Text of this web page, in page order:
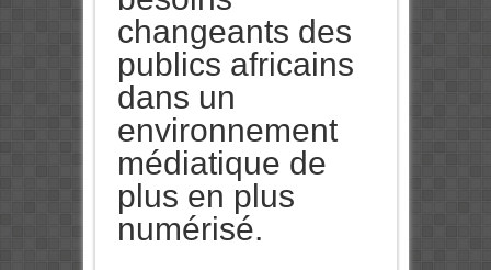
changeants des
publics africains
dans un
environnement
médiatique de
plus en plus
numérisé.